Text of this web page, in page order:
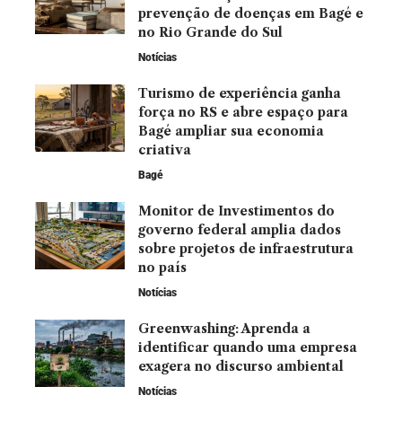
prevenção de doenças em Bagé e
no Rio Grande do Sul
Notícias
Turismo de experiência ganha
força no RS e abre espaço para
Bagé ampliar sua economia
criativa
Bagé
Monitor de Investimentos do
governo federal amplia dados
sobre projetos de infraestrutura
no país
Notícias
Greenwashing: Aprenda a
identificar quando uma empresa
exagera no discurso ambiental
Notícias